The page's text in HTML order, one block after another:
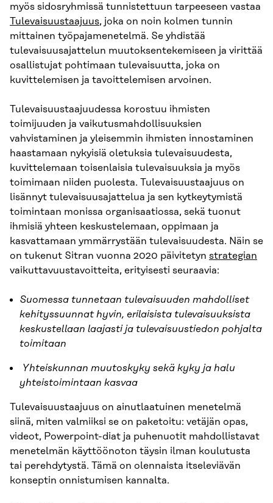
myös sidosryhmissä tunnistettuun tarpeeseen vastaa
Tulevaisuustaajuus, joka on noin kolmen tunnin
mittainen työpajamenetelmä. Se yhdistää
tulevaisuusajattelun muutoksentekemiseen ja virittää
osallistujat pohtimaan tulevaisuutta, joka on
kuvittelemisen ja tavoittelemisen arvoinen.
Tulevaisuustaajuudessa korostuu ihmisten
toimijuuden ja vaikutusmahdollisuuksien
vahvistaminen ja yleisemmin ihmisten innostaminen
haastamaan nykyisiä oletuksia tulevaisuudesta,
kuvittelemaan toisenlaisia tulevaisuuksia ja myös
toimimaan niiden puolesta. Tulevaisuustaajuus on
lisännyt tulevaisuusajattelua ja sen kytkeytymistä
toimintaan monissa organisaatiossa, sekä tuonut
ihmisiä yhteen keskustelemaan, oppimaan ja
kasvattamaan ymmärrystään tulevaisuudesta. Näin se
on tukenut Sitran vuonna 2020 päivitetyn strategian
vaikuttavuustavoitteita, erityisesti seuraavia:
Suomessa tunnetaan tulevaisuuden mahdolliset
kehityssuunnat hyvin, erilaisista tulevaisuuksista
keskustellaan laajasti ja tulevaisuustiedon pohjalta
toimitaan
Yhteiskunnan muutoskyky sekä kyky ja halu
yhteistoimintaan kasvaa
Tulevaisuustaajuus on ainutlaatuinen menetelmä
siinä, miten valmiiksi se on paketoitu: vetäjän opas,
videot, Powerpoint-diat ja puhenuotit mahdollistavat
menetelmän käyttöönoton täysin ilman koulutusta
tai perehdytystä. Tämä on olennaista itseleviävän
konseptin onnistumisen kannalta.